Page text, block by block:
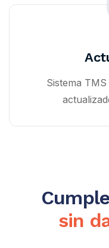
Sistema
sin